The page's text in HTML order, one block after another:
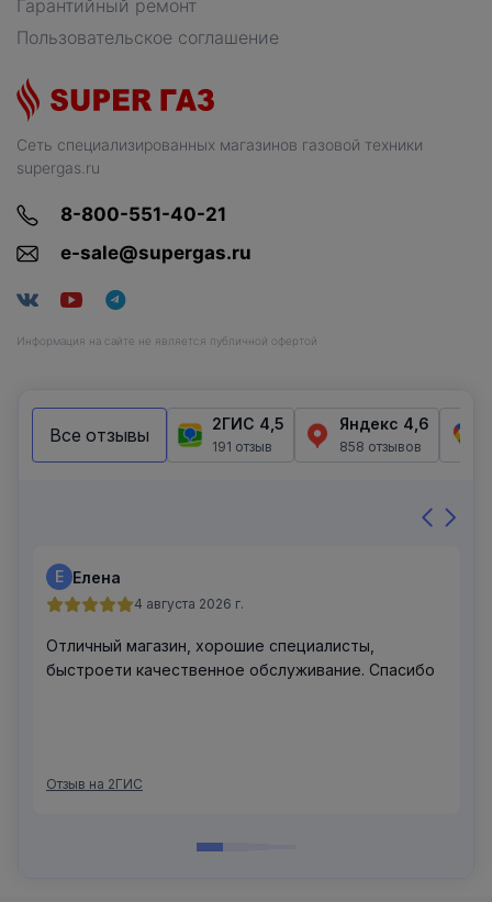
Сеть специализированных магазинов газовой техники
supergas.ru
8-800-551-40-21
e-sale@supergas.ru
Информация на сайте не является публичной офертой
Гарантийный ремонт
Пользовательское соглашение